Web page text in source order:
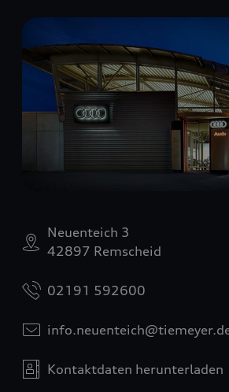
Neuenteich 3
42897 Remscheid
02191 592600
Kontaktdaten herunterladen